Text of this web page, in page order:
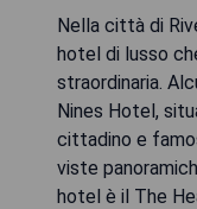
Nella città di
hotel di lusso
straordinaria.
Nines Hotel,
cittadino e
viste
hotel è il The